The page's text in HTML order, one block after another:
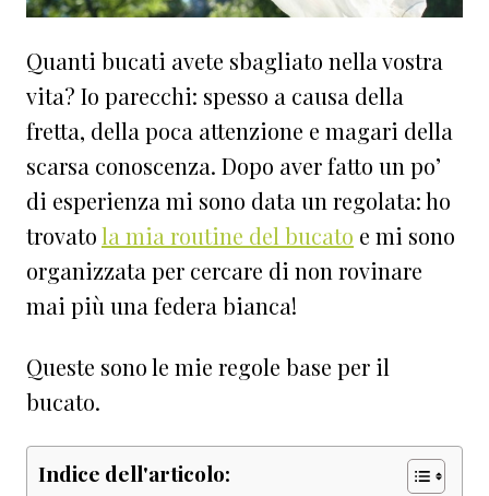
Quanti bucati avete sbagliato nella vostra
vita? Io parecchi: spesso a causa della
fretta, della poca attenzione e magari della
scarsa conoscenza. Dopo aver fatto un po’
di esperienza mi sono data un regolata: ho
trovatola mia routine del bucato e mi sono
organizzata per cercare di non rovinare
mai più una federa bianca!
Queste sono le mie regole base per il
bucato.
Indice dell'articolo: